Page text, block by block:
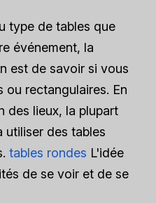
type de tables que
événement, la
est de savoir si vous
ou rectangulaires. En
des lieux, la plupart
utiliser des tables
tables rondes L'idée
de se voir et de se